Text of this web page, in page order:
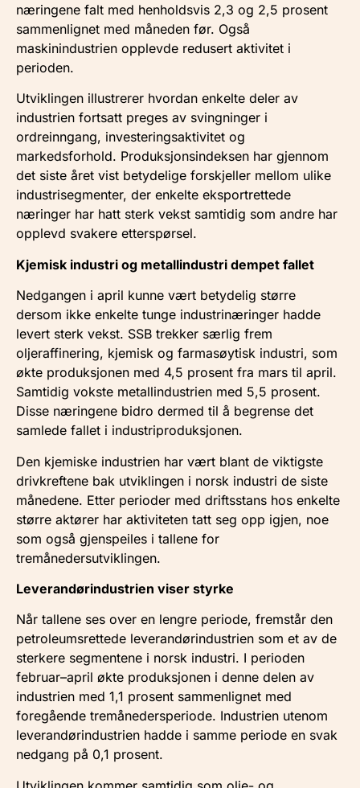
næringene falt med henholdsvis 2,3 og 2,5 prosent
sammenlignet med måneden før. Også
maskinindustrien opplevde redusert aktivitet i
perioden.
Utviklingen illustrerer hvordan enkelte deler av
industrien fortsatt preges av svingninger i
ordreinngang, investeringsaktivitet og
markedsforhold. Produksjonsindeksen har gjennom
det siste året vist betydelige forskjeller mellom ulike
industrisegmenter, der enkelte eksportrettede
næringer har hatt sterk vekst samtidig som andre har
opplevd svakere etterspørsel.
Kjemisk industri og metallindustri dempet fallet
Nedgangen i april kunne vært betydelig større
dersom ikke enkelte tunge industrinæringer hadde
levert sterk vekst. SSB trekker særlig frem
oljeraffinering, kjemisk og farmasøytisk industri, som
økte produksjonen med 4,5 prosent fra mars til april.
Samtidig vokste metallindustrien med 5,5 prosent.
Disse næringene bidro dermed til å begrense det
samlede fallet i industriproduksjonen.
Den kjemiske industrien har vært blant de viktigste
drivkreftene bak utviklingen i norsk industri de siste
månedene. Etter perioder med driftsstans hos enkelte
større aktører har aktiviteten tatt seg opp igjen, noe
som også gjenspeiles i tallene for
tremånedersutviklingen.
Leverandørindustrien viser styrke
Når tallene ses over en lengre periode, fremstår den
petroleumsrettede leverandørindustrien som et av de
sterkere segmentene i norsk industri. I perioden
februar–april økte produksjonen i denne delen av
industrien med 1,1 prosent sammenlignet med
foregående tremånedersperiode. Industrien utenom
leverandørindustrien hadde i samme periode en svak
nedgang på 0,1 prosent.